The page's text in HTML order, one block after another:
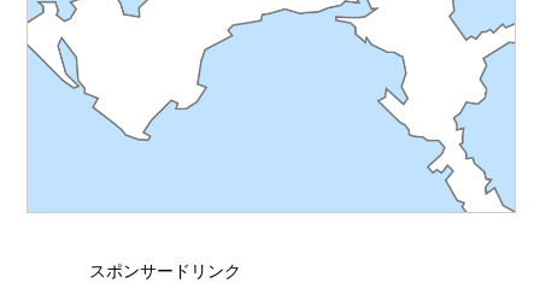
スポンサードリンク